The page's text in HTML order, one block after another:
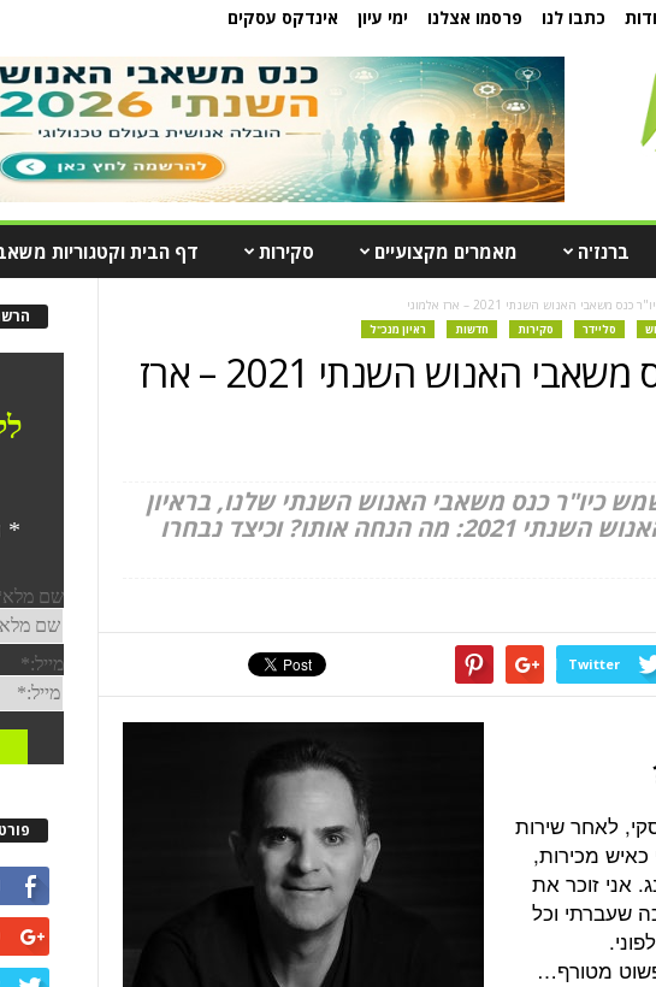
כתבו לנו פרסמו אצלנו ימי עיון אינדקס עסקים
ברנז'ה מאמרים מקצועיים סקירות דף הבית וקטגוריות
כנס משאבי האנוש השנתי 2021 – ארז אלמוגי
סליידר סקירות חדשות ראיון מנכ"ל
ראיון עם יו"ר כנס משאבי האנוש השנתי 2021 – ארז
כיו"ר כנס משאבי האנוש השנתי שלנו, בראיון
על בניית כנס משאבי האנוש השנתי 2021: מה הנחה אותו? וכיצד נבחרו
Twitter
לאחר שירות
כאיש מכירות,
אני זוכר את
שעברתי וכל
מטורף…